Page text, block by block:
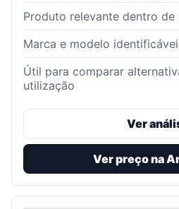
Produto relevante dentro de
Marca e modelo
Útil para comparar
utilização
Ver
Ver preço na